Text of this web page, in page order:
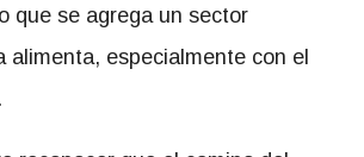
que se agrega un sector
alimenta, especialmente con el